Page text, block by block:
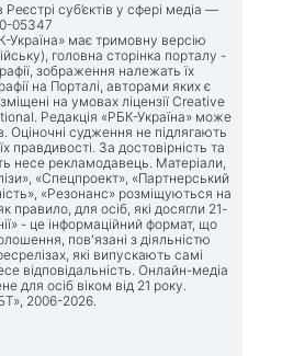
суб’єктів у сфері медіа —
05347
Україна» має тримовну версію
головна сторінка порталу -
зображення належать їх
на Порталі, авторами яких є
на умовах ліцензії Creative
Редакція «РБК-Україна» може
Оціночні судження не підлягають
За достовірність та
несе рекламодавець. Матеріали,
«Спецпроект», «Партнерський
«Резонанс» розміщуються на
правило, для осіб, які досягли 21-
- це інформаційний формат, що
пов'язані з діяльністю
які випускають самі
відповідальність. Онлайн-медіа
для осіб віком від 21 року.
2006-2026.